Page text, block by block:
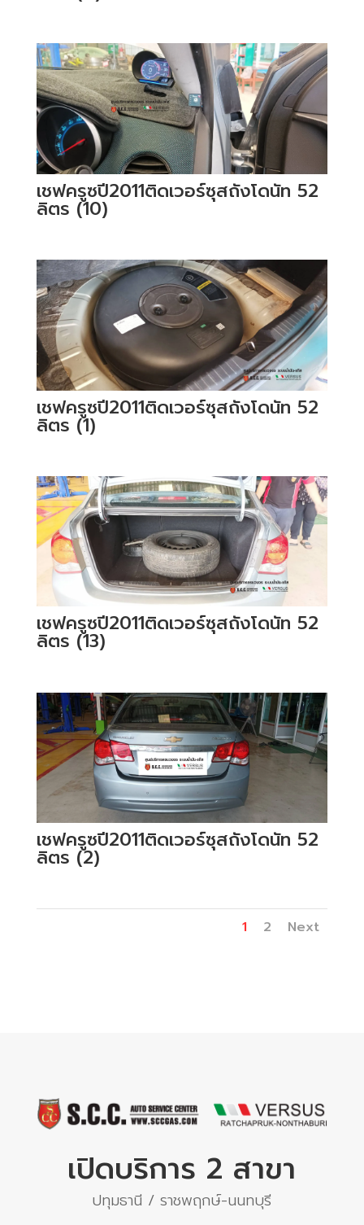
เชฟครูซปี2011ติดเวอร์ซุสถังโดนัท 52
ลิตร (10)
เชฟครูซปี2011ติดเวอร์ซุสถังโดนัท 52
ลิตร (1)
เชฟครูซปี2011ติดเวอร์ซุสถังโดนัท 52
ลิตร (13)
เชฟครูซปี2011ติดเวอร์ซุสถังโดนัท 52
ลิตร (2)
1 2 Next
เปิดบริการ 2 สาขา
ปทุมธานี / ราชพฤกษ์-นนทบุรี